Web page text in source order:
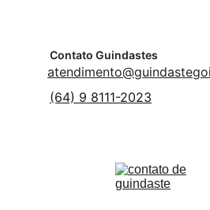
Contato Guindastes
(64) 9 8111-2023